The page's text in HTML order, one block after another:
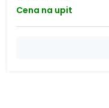
Cena na upit